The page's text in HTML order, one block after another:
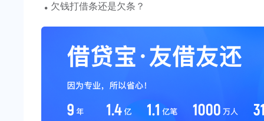
欠钱打借条还是欠条？